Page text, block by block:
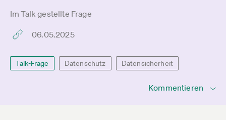
Im Talk gestellte Frage
06.05.2025
Talk-Frage Datenschutz Datensicherheit
Kommentieren